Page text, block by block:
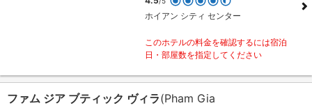
ホイアン シティ センター
このホテルの料金を確認するには宿泊
日・部屋数を指定してください
ファム ジア ブティック ヴィラ(Pham Gia